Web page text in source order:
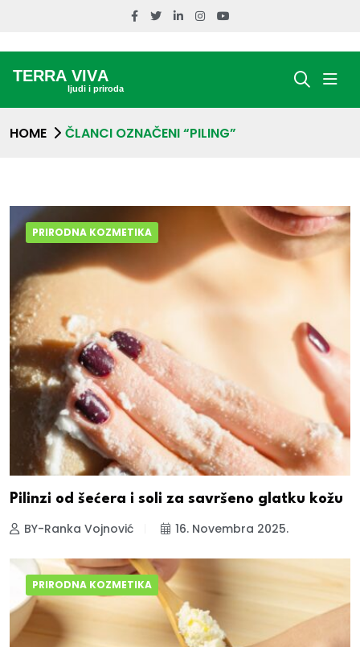
HOME ČLANCI OZNAČENI “PILING”
PRIRODNA KOZMETIKA
Pilinzi od šećera i soli za savršeno glatku kožu
BY-Ranka Vojnović 16. Novembra 2025.
PRIRODNA KOZMETIKA